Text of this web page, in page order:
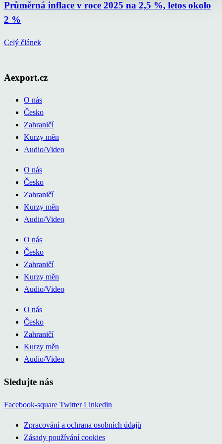
Průměrná inflace v roce 2025 na 2,5 %, letos okolo
2 %
Celý článek
Aexport.cz
O nás
Česko
Zahraničí
Kurzy měn
Audio/Video
O nás
Česko
Zahraničí
Kurzy měn
Audio/Video
O nás
Česko
Zahraničí
Kurzy měn
Audio/Video
O nás
Česko
Zahraničí
Kurzy měn
Audio/Video
Sledujte nás
Facebook-square Twitter Linkedin
Zpracování a ochrana osobních údajů
Zásady používání cookies